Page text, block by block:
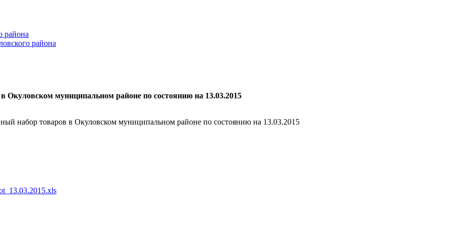
района
района
Окуловском муниципальном районе по состоянию на 13.03.2015
набор товаров в Окуловском муниципальном районе по состоянию на 13.03.2015